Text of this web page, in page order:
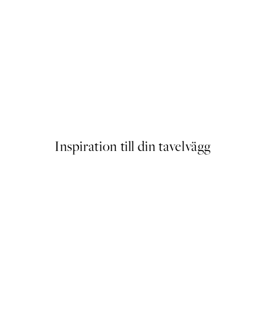
Inspiration till din tavelvägg